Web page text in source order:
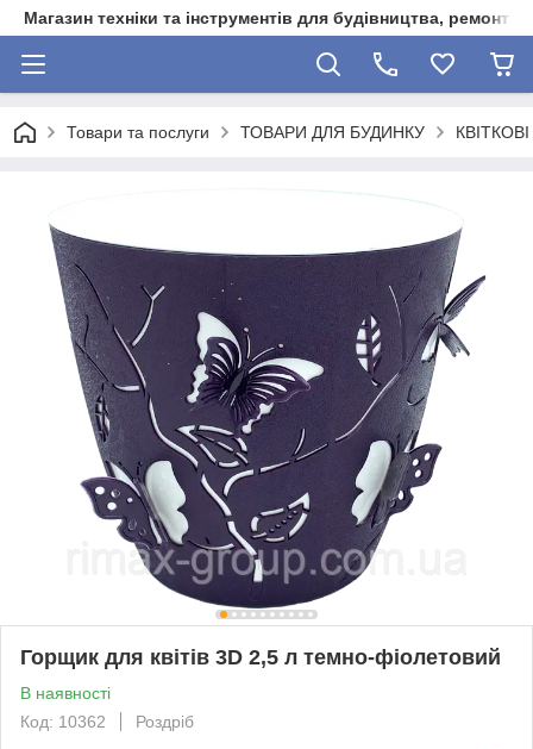
Магазин техніки та інструментів для будівництва, ремонту,
Товари та послуги ТОВАРИ ДЛЯ БУДИНКУ
Горщик для квітів 3D 2,5 л темно-фіолетовий
В наявності
Код: 10362
Роздріб